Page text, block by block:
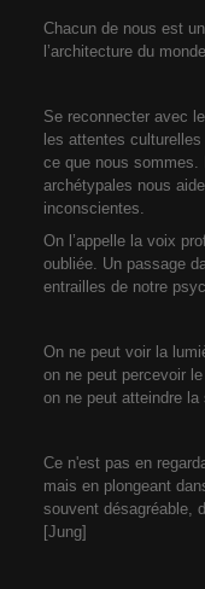
Chacun de nous est
l’architecture du
Se reconnecter avec
les attentes
ce que nous
archétypales nous
inconscientes.
On l’appelle la voix
oubliée. Un passage
entrailles de notre
On ne peut voir la
on ne peut percevoir
on ne peut atteindre
Ce n'est pas en
mais en plongeant
souvent désagréable,
[Jung]